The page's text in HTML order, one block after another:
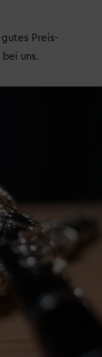
Preis-
uns.